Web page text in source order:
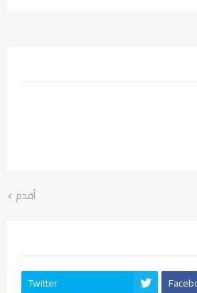
أقدم
Twitter